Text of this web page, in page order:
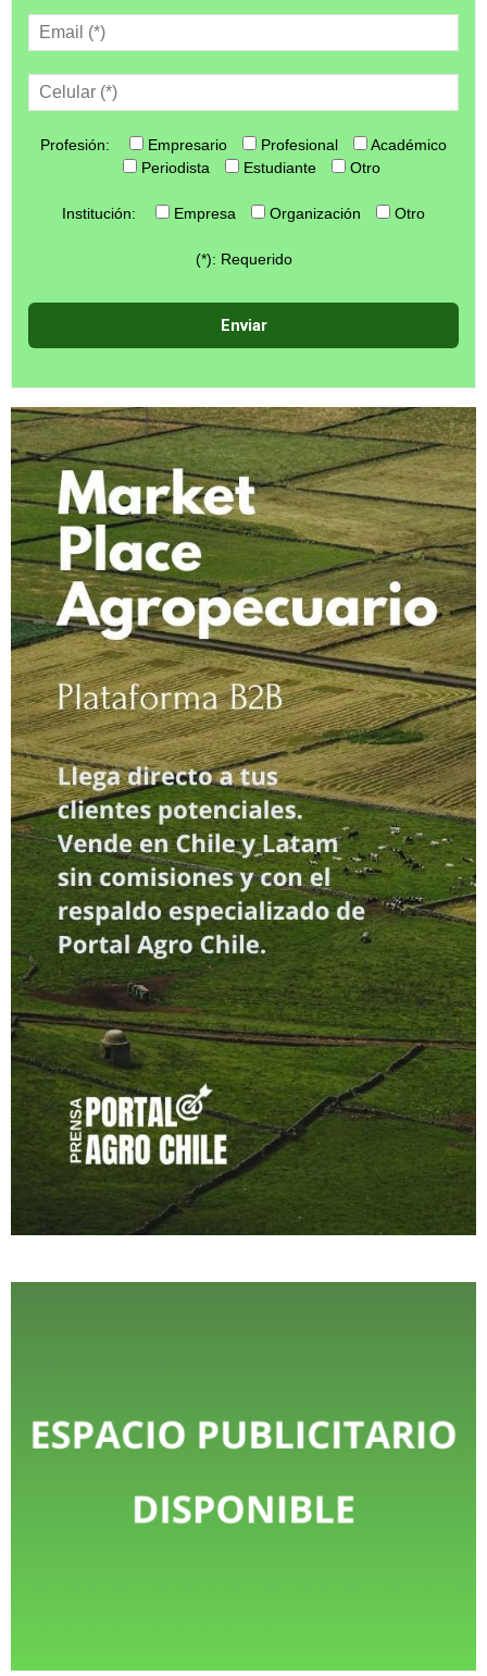
Profesión: Empresario Profesional
Académico
Periodista
Estudiante Otro
Institución: Empresa Organización Otro
(*): Requerido